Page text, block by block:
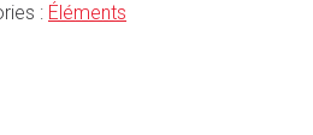
: Éléments